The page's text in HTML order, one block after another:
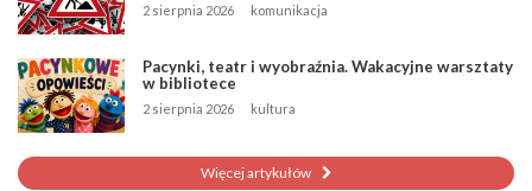
2 sierpnia 2026 komunikacja
Pacynki, teatr i wyobraźnia. Wakacyjne warsztaty
w bibliotece
2 sierpnia 2026 kultura
Więcej artykułów